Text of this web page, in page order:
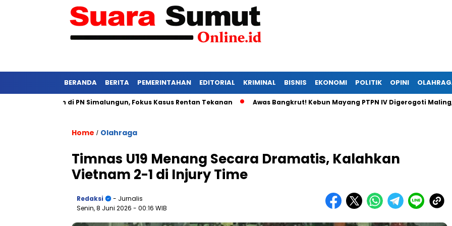
BERANDA BERITA PEMERINTAHAN EDITORIAL KRIMINAL BISNIS EKONOMI POLITIK OPINI
di PN Simalungun, Fokus Kasus Rentan Tekanan Awas Bangkrut! Kebun Mayang PTPN IV Digerogoti Maling, Manajemen
Home / Olahraga
Timnas U19 Menang Secara Dramatis, Kalahkan
Vietnam 2-1 di Injury Time
Redaksi
- Jurnalis
Senin, 8 Juni 2026 - 00:16 WIB